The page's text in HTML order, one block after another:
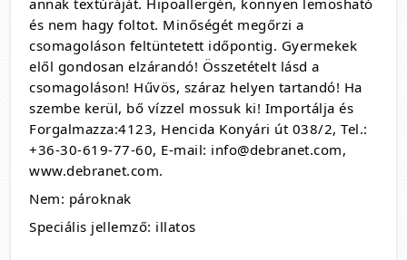
annak textúráját. Hipoallergén, könnyen lemosható
és nem hagy foltot. Minőségét megőrzi a
csomagoláson feltüntetett időpontig. Gyermekek
elől gondosan elzárandó! Összetételt lásd a
csomagoláson! Hűvös, száraz helyen tartandó! Ha
szembe kerül, bő vízzel mossuk ki! Importálja és
Forgalmazza:4123, Hencida Konyári út 038/2, Tel.:
+36-30-619-77-60, E-mail: info@debranet.com,
www.debranet.com.
Nem: pároknak
Speciális jellemző: illatos